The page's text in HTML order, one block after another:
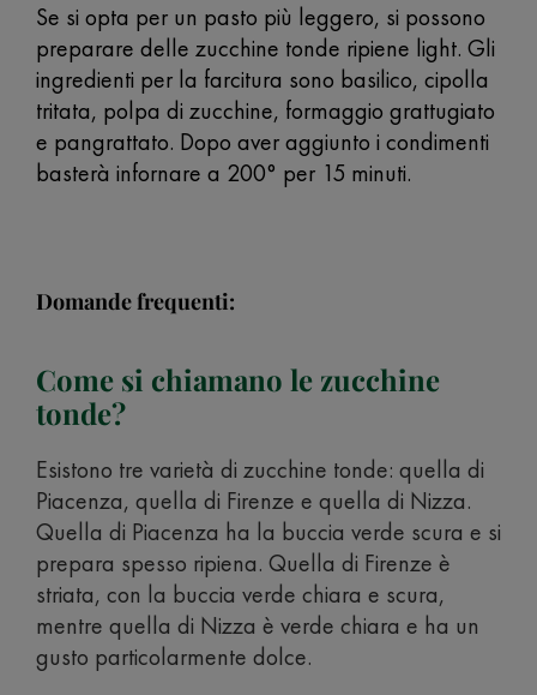
Se si opta per un pasto più leggero, si possono
preparare delle zucchine tonde ripiene light. Gli
ingredienti per la farcitura sono basilico, cipolla
tritata, polpa di zucchine, formaggio grattugiato
e pangrattato. Dopo aver aggiunto i condimenti
basterà infornare a 200° per 15 minuti.
Domande frequenti:
Come si chiamano le zucchine
tonde?
Esistono tre varietà di zucchine tonde: quella di
Piacenza, quella di Firenze e quella di Nizza.
Quella di Piacenza ha la buccia verde scura e si
prepara spesso ripiena. Quella di Firenze è
striata, con la buccia verde chiara e scura,
mentre quella di Nizza è verde chiara e ha un
gusto particolarmente dolce.